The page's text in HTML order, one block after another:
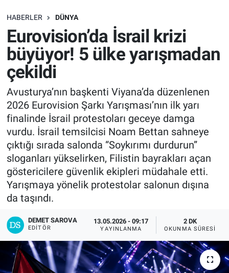
HABERLER DÜNYA
Eurovision’da İsrail krizi
büyüyor! 5 ülke yarışmadan
çekildi
Avusturya’nın başkenti Viyana’da düzenlenen
2026 Eurovision Şarkı Yarışması’nın ilk yarı
finalinde İsrail protestoları geceye damga
vurdu. İsrail temsilcisi Noam Bettan sahneye
çıktığı sırada salonda “Soykırımı durdurun”
sloganları yükselirken, Filistin bayrakları açan
göstericilere güvenlik ekipleri müdahale etti.
Yarışmaya yönelik protestolar salonun dışına
da taşındı.
DEMET SAROVA
EDITÖR
13.05.2026 - 09:17
YAYINLANMA
2 DK
OKUNMA SÜRESI
SAĞLIK
EKONOMİ
EĞİTİM
ÖZEL HABER
Keşfet
ASTROLOJİ
MANŞET
RESMİ İLANLAR
İLAN
Bize ulaşın